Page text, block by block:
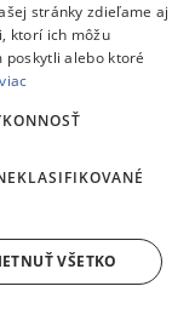
dosky ONLINE
stránky zdieľame aj
ktorí ich môžu
alebo ktoré
VŠETKO